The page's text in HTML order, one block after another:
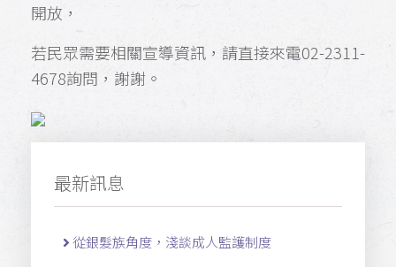
開放，
若民眾需要相關宣導資訊，請直接來電02-2311-
4678詢問，謝謝。
最新訊息
從銀髮族角度，淺談成人監護制度